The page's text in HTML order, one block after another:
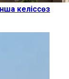
келіссөз